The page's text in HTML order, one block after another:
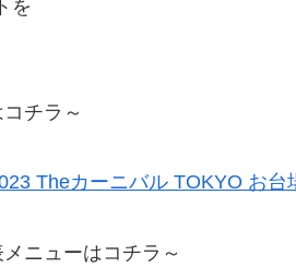
を
チラ～
Theカーニバル TOKYO お
ニューはコチラ～